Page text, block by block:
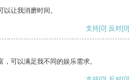
让我消磨时间。
支持[0] 反对[0]
可以满足我不同的娱乐需求。